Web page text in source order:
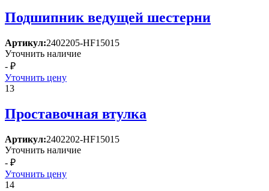
Подшипник ведущей шестерни
Артикул:2402205-HF15015
Уточнить наличие
- ₽
Уточнить цену
13
Проставочная втулка
Артикул:2402202-HF15015
Уточнить наличие
- ₽
Уточнить цену
14